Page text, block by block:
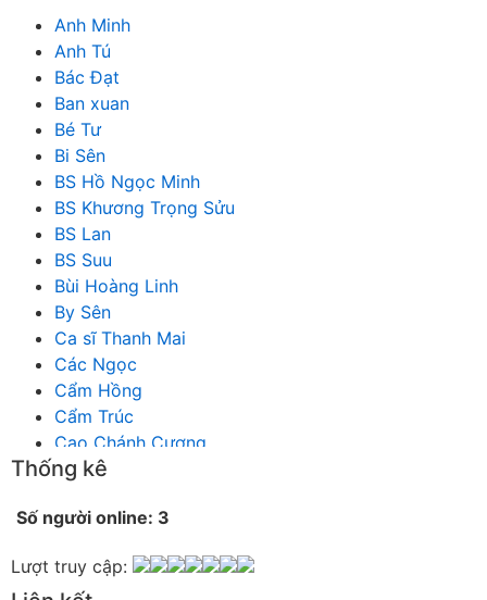
Anh Minh
Anh Tú
Bác Đạt
Ban xuan
Bé Tư
Bi Sên
BS Hồ Ngọc Minh
BS Khương Trọng Sửu
BS Lan
BS Suu
Bùi Hoàng Linh
By Sên
Ca sĩ Thanh Mai
Các Ngọc
Cẩm Hồng
Cẩm Trúc
Cao Chánh Cương
Cao Nhật Quyên
Chích Chị
Chu Trầm Nguyên Minh
Thống kê
Số người online: 3
Lượt truy cập: